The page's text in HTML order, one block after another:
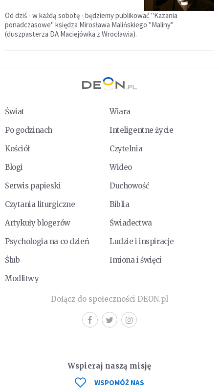
Od dziś - w każdą sobotę - będziemy publikować "Kazania
ponadczasowe" księdza Mirosława Malińskiego "Maliny"
(duszpasterza DA Maciejówka z Wrocławia).
Świat
Wiara
Po godzinach
Inteligentne życie
Kościół
Czytelnia
Blogi
Wideo
Serwis papieski
Duchowość
Czytania liturgiczne
Biblia
Artykuły blogerów
Świadectwa
Psychologia na co dzień
Ludzie i inspiracje
Ślub
Imiona i święci
Modlitwy
Dołącz do społeczności DEON.pl
Wspieraj naszą misję
WSPOMÓŻ NAS